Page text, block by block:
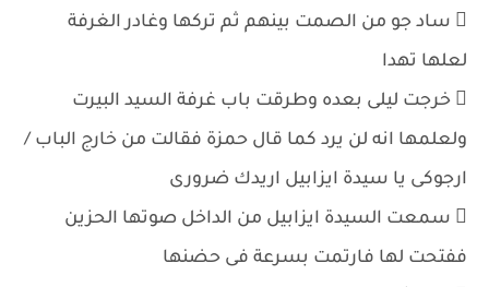
 ساد جو من الصمت بينهم ثم تركها وغادر الغرفة
لعلها تهدا
 خرجت ليلى بعده وطرقت باب غرفة السيد البيرت
ولعلمها انه لن يرد كما قال حمزة فقالت من خارج الباب /
ارجوكى يا سيدة ايزابيل اريدك ضرورى
 سمعت السيدة ايزابيل من الداخل صوتها الحزين
ففتحت لها فارتمت بسرعة فى حضنها